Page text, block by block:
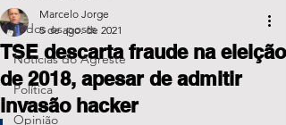
Todos os posts
Notícias do Agreste
Política
Opinião
TSE descarta fraude na eleição
de 2018, apesar de admitir
invasão hacker
Marcelo Jorge
5 de ago. de 2021